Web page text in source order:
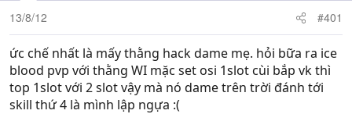
a
e
r
13/8/12 #401
ức chế nhất là mấy thằng hack dame mẹ. hỏi bữa ra ice
blood pvp với thằng WI mặc set osi 1slot cùi bắp vk thì
top 1slot với 2 slot vậy mà nó dame trên trời đánh tới
skill thứ 4 là mình lập ngựa :(